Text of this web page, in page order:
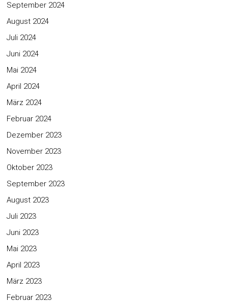
September 2024
August 2024
Juli 2024
Juni 2024
Mai 2024
April 2024
März 2024
Februar 2024
Dezember 2023
November 2023
Oktober 2023
September 2023
August 2023
Juli 2023
Juni 2023
Mai 2023
April 2023
März 2023
Februar 2023